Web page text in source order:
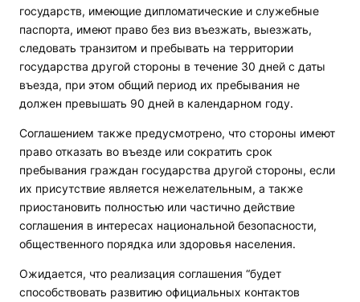
государств, имеющие дипломатические и служебные
паспорта, имеют право без виз въезжать, выезжать,
следовать транзитом и пребывать на территории
государства другой стороны в течение 30 дней с даты
въезда, при этом общий период их пребывания не
должен превышать 90 дней в календарном году.
Соглашением также предусмотрено, что стороны имеют
право отказать во въезде или сократить срок
пребывания граждан государства другой стороны, если
их присутствие является нежелательным, а также
приостановить полностью или частично действие
соглашения в интересах национальной безопасности,
общественного порядка или здоровья населения.
Ожидается, что реализация соглашения “будет
способствовать развитию официальных контактов